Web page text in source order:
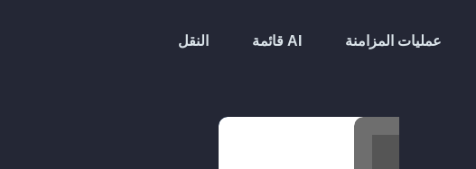
النقل قائمة AI عمليات المزامنة